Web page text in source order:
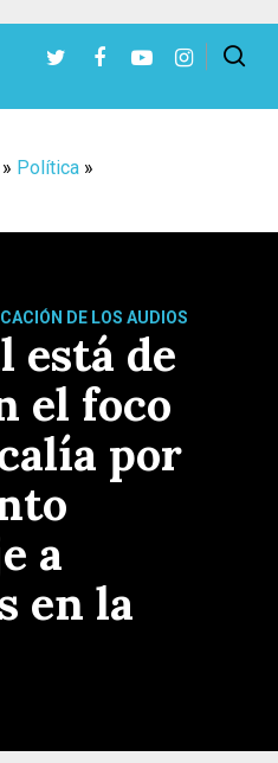
» Política »
DE LOS AUDIOS
está de
el foco
por
a
en la